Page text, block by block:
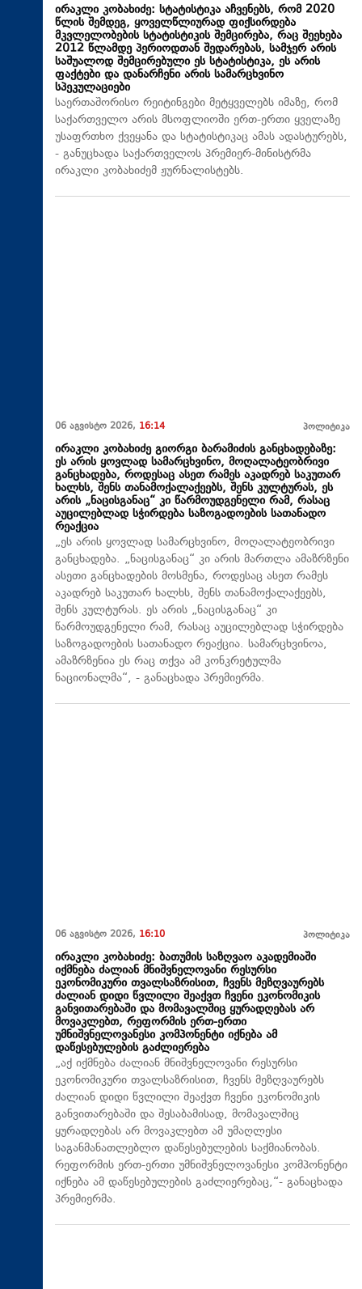
ირაკლი კობახიძე: სტატისტიკა აჩვენებს, რომ 2020
წლის შემდეგ, ყოველწლიურად ფიქსირდება
მკვლელობების სტატისტიკის შემცირება, რაც შეეხება
2012 წლამდე პერიოდთან შედარებას, სამჯერ არის
საშუალოდ შემცირებული ეს სტატისტიკა, ეს არის
ფაქტები და დანარჩენი არის სამარცხვინო
სპეკულაციები
საერთაშორისო რეიტინგები მეტყველებს იმაზე, რომ
საქართველო არის მსოფლიოში ერთ-ერთი ყველაზე
უსაფრთხო ქვეყანა და სტატისტიკაც ამას ადასტურებს,
- განუცხადა საქართველოს პრემიერ-მინისტრმა
ირაკლი კობახიძემ ჟურნალისტებს.
06 აგვისტო 2026, 16:14 პოლიტიკა
ირაკლი კობახიძე გიორგი ბარამიძის განცხადებაზე:
ეს არის ყოვლად სამარცხვინო, მოღალატეობრივი
განცხადება, როდესაც ასეთ რამეს აკადრებ საკუთარ
ხალხს, შენს თანამოქალაქეებს, შენს კულტურას, ეს
არის „ნაცისგანაც“ კი წარმოუდგენელი რამ, რასაც
აუცილებლად სჭირდება საზოგადოების სათანადო
რეაქცია
„ეს არის ყოვლად სამარცხვინო, მოღალატეობრივი
განცხადება. „ნაცისგანაც“ კი არის მართლა ამაზრზენი
ასეთი განცხადების მოსმენა, როდესაც ასეთ რამეს
აკადრებ საკუთარ ხალხს, შენს თანამოქალაქეებს,
შენს კულტურას. ეს არის „ნაცისგანაც“ კი
წარმოუდგენელი რამ, რასაც აუცილებლად სჭირდება
საზოგადოების სათანადო რეაქცია. სამარცხვინოა,
ამაზრზენია ეს რაც თქვა ამ კონკრეტულმა
ნაციონალმა“, - განაცხადა პრემიერმა.
06 აგვისტო 2026, 16:10 პოლიტიკა
ირაკლი კობახიძე: ბათუმის საზღვაო აკადემიაში
იქმნება ძალიან მნიშვნელოვანი რესურსი
ეკონომიკური თვალსაზრისით, ჩვენს მეზღვაურებს
ძალიან დიდი წვლილი შეაქვთ ჩვენი ეკონომიკის
განვითარებაში და მომავალშიც ყურადღებას არ
მოვაკლებთ, რეფორმის ერთ-ერთი
უმნიშვნელოვანესი კომპონენტი იქნება ამ
დაწესებულების გაძლიერება
„აქ იქმნება ძალიან მნიშვნელოვანი რესურსი
ეკონომიკური თვალსაზრისით, ჩვენს მეზღვაურებს
ძალიან დიდი წვლილი შეაქვთ ჩვენი ეკონომიკის
განვითარებაში და შესაბამისად, მომავალშიც
ყურადღებას არ მოვაკლებთ ამ უმაღლესი
საგანმანათლებლო დაწესებულების საქმიანობას.
რეფორმის ერთ-ერთი უმნიშვნელოვანესი კომპონენტი
იქნება ამ დაწესებულების გაძლიერებაც,“- განაცხადა
პრემიერმა.